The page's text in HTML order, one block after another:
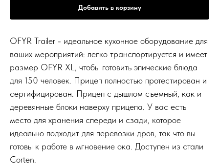
Добавить в корзину
OFYR Trailer - идеальное кухонное оборудование для
ваших мероприятий: легко транспортируется и имеет
размер OFYR XL, чтобы готовить эпические блюда
для 150 человек. Прицеп полностью протестирован и
сертифицирован. Прицеп с дышлом съемный, как и
деревянные блоки наверху прицепа. У вас есть
место для хранения спереди и сзади, которое
идеально подходит для перевозки дров, так что вы
готовы к работе в мгновение ока. Доступен из стали
Corten.